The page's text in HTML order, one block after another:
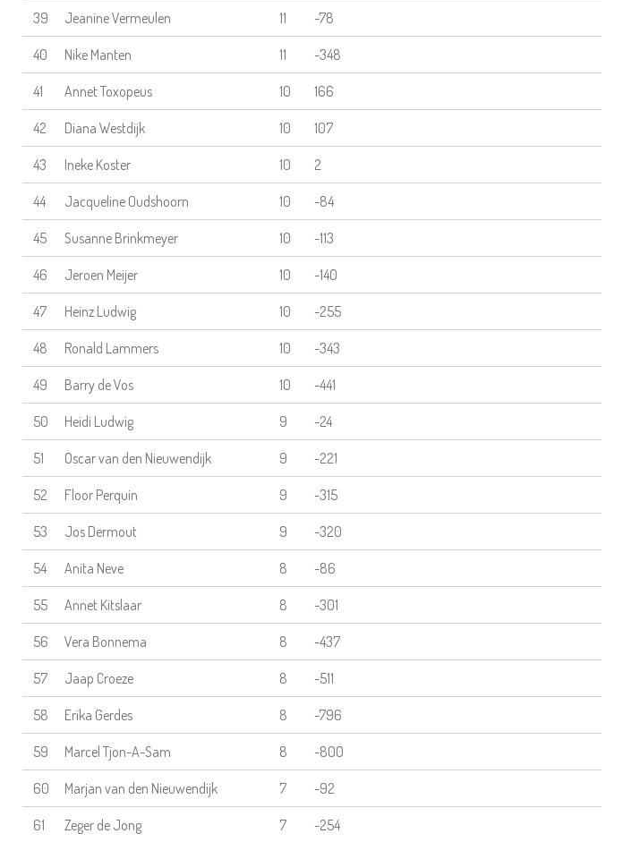
39 Jeanine Vermeulen 11 -78
40 Nike Manten 11 -348
41 Annet Toxopeus 10 166
42 Diana Westdijk 10 107
43 Ineke Koster 10 2
44 Jacqueline Oudshoorn 10 -84
45 Susanne Brinkmeyer 10 -113
46 Jeroen Meijer 10 -140
47 Heinz Ludwig 10 -255
48 Ronald Lammers 10 -343
49 Barry de Vos 10 -441
50 Heidi Ludwig 9 -24
51 Oscar van den Nieuwendijk 9 -221
52 Floor Perquin 9 -315
53 Jos Dermout 9 -320
54 Anita Neve 8 -86
55 Annet Kitslaar 8 -301
56 Vera Bonnema 8 -437
57 Jaap Croeze 8 -511
58 Erika Gerdes 8 -796
59 Marcel Tjon-A-Sam 8 -800
60 Marjan van den Nieuwendijk 7 -92
61 Zeger de Jong 7 -254